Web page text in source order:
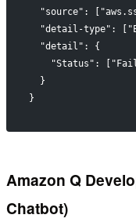
"source":
"detail-type":
  "detail": {
"Status":
  }
}
Amazon Q
Chatbot)